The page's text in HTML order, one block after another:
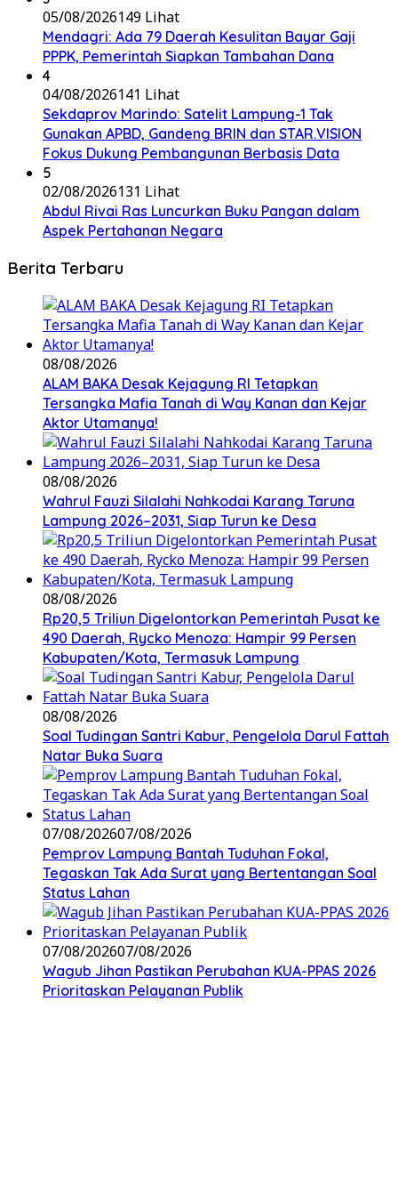
05/08/2026149 Lihat
Mendagri: Ada 79 Daerah Kesulitan Bayar Gaji
PPPK, Pemerintah Siapkan Tambahan Dana
4
04/08/2026141 Lihat
Sekdaprov Marindo: Satelit Lampung-1 Tak
Gunakan APBD, Gandeng BRIN dan STAR.VISION
Fokus Dukung Pembangunan Berbasis Data
5
02/08/2026131 Lihat
Abdul Rivai Ras Luncurkan Buku Pangan dalam
Aspek Pertahanan Negara
Berita Terbaru
08/08/2026
ALAM BAKA Desak Kejagung RI Tetapkan
Tersangka Mafia Tanah di Way Kanan dan Kejar
Aktor Utamanya!
08/08/2026
Wahrul Fauzi Silalahi Nahkodai Karang Taruna
Lampung 2026–2031, Siap Turun ke Desa
08/08/2026
Rp20,5 Triliun Digelontorkan Pemerintah Pusat ke
490 Daerah, Rycko Menoza: Hampir 99 Persen
Kabupaten/Kota, Termasuk Lampung
08/08/2026
Soal Tudingan Santri Kabur, Pengelola Darul Fattah
Natar Buka Suara
07/08/202607/08/2026
Pemprov Lampung Bantah Tuduhan Fokal,
Tegaskan Tak Ada Surat yang Bertentangan Soal
Status Lahan
07/08/202607/08/2026
Wagub Jihan Pastikan Perubahan KUA-PPAS 2026
Prioritaskan Pelayanan Publik